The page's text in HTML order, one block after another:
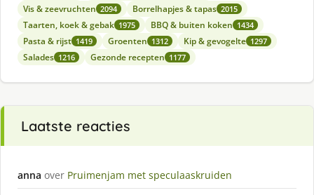
Vis & zeevruchten 2094 Borrelhapjes & tapas 2015
Taarten, koek & gebak 1975 BBQ & buiten koken 1434
Pasta & rijst 1419 Groenten 1312 Kip & gevogelte 1297
Salades 1216 Gezonde recepten 1177
Laatste reacties
anna over Pruimenjam met speculaaskruiden